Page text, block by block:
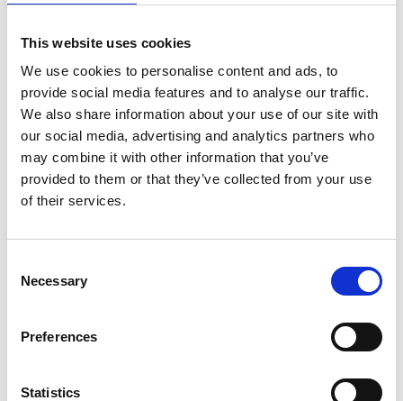
This website uses cookies
We use cookies to personalise content and ads, to
provide social media features and to analyse our traffic.
We also share information about your use of our site with
our social media, advertising and analytics partners who
may combine it with other information that you’ve
provided to them or that they’ve collected from your use
of their services.
Selection
Necessary
Preferences
Statistics
Produktinformation Ähnliche Produkte
Beschreibung
Carbonbelag. Eine
Plattform mit Carbonboden ist 25%
und Außenbereich
Das ASC Universal-Rollgerüst mit Streben ist standard
25 cm höhenverstellbar sind.